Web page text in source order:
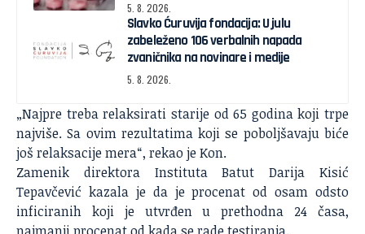
5. 8. 2026.
Slavko Ćuruvija fondacija: U julu
zabeleženo 106 verbalnih napada
zvaničnika na novinare i medije
5. 8. 2026.
„Najpre treba relaksirati starije od 65 godina koji trpe
najviše. Sa ovim rezultatima koji se poboljšavaju biće
još relaksacije mera“, rekao je Kon.
Zamenik direktora Instituta Batut Darija Kisić
Tepavčević kazala je da je procenat od osam odsto
inficiranih koji je utvrđen u prethodna 24 časa,